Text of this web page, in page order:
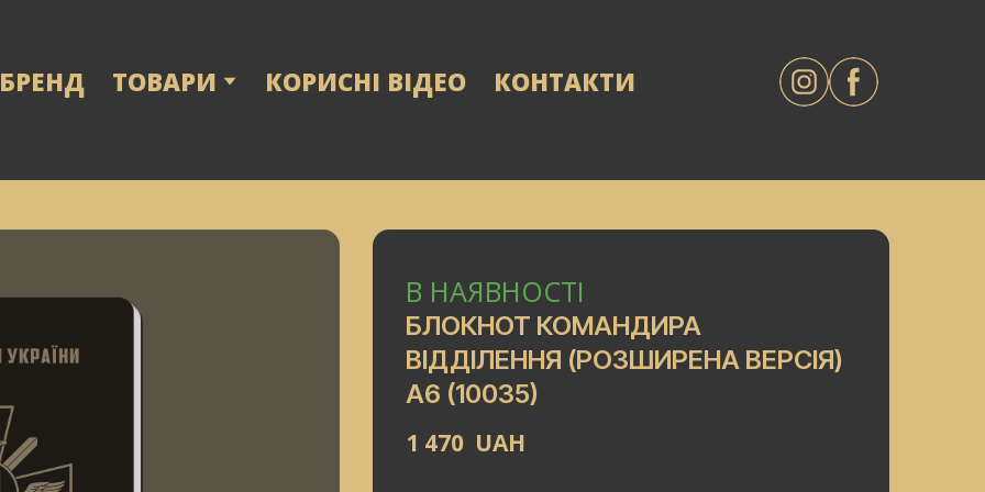
ТОВАРИ КОРИСНІ ВІДЕО КОНТАКТИ
В НАЯВНОСТІ
БЛОКНОТ КОМАНДИРА
ВІДДІЛЕННЯ (РОЗШИРЕНА ВЕРСІЯ)
А6 (10035)
1 470  UAH